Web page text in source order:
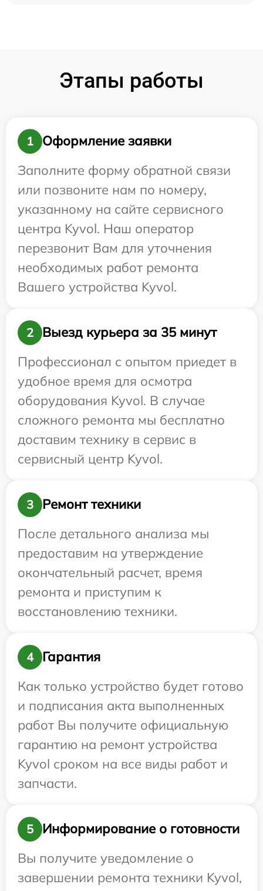
Этапы работы
1
Оформление заявки
Заполните форму обратной связи
или позвоните нам по номеру,
указанному на сайте сервисного
центра Kyvol. Наш оператор
перезвонит Вам для уточнения
необходимых работ ремонта
Вашего устройства Kyvol.
2
Выезд курьера за 35 минут
Профессионал с опытом приедет в
удобное время для осмотра
оборудования Kyvol. В случае
сложного ремонта мы бесплатно
доставим технику в сервис в
сервисный центр Kyvol.
3
Ремонт техники
После детального анализа мы
предоставим на утверждение
окончательный расчет, время
ремонта и приступим к
восстановлению техники.
4
Гарантия
Как только устройство будет готово
и подписания акта выполненных
работ Вы получите официальную
гарантию на ремонт устройства
Kyvol сроком на все виды работ и
запчасти.
5
Информирование о готовности
Вы получите уведомление о
завершении ремонта техники Kyvol,